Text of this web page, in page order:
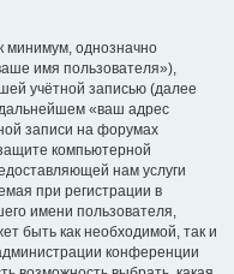
минимум, однозначно
имя пользователя»),
учётной записью (далее
«ваш адрес
записи на форумах
компьютерной
нам услуги
при регистрации в
имени пользователя,
быть как необходимой, так и
конференции